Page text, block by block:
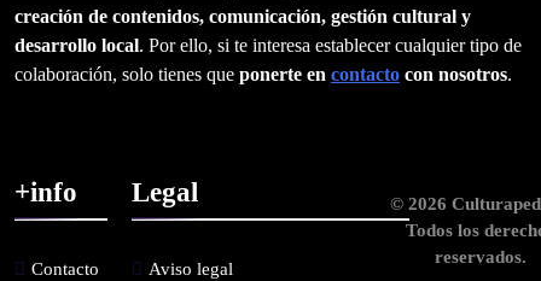
creación de contenidos, comunicación, gestión cultural y
desarrollo local. Por ello, si te interesa establecer cualquier tipo de
colaboración, solo tienes que ponerte en contacto con nosotros.
+info
Contacto
Legal
Aviso legal
© 2026
Todos los
reservados.